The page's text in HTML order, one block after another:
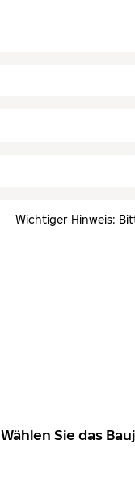
Wichtiger Hinweis:
Wählen Sie das